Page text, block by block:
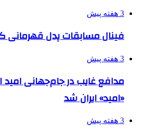
3 هفته پیش
فینال مسابقات پدل قهرمانی
3 هفته پیش
مدافع غایب در جام‌جهانی
«امید» ایران شد
3 هفته پیش